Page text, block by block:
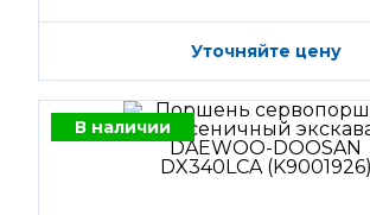
Уточняйте цену
В наличии